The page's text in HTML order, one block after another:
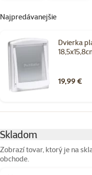
Najpredávanejšie
Dvierka
19,99 €
Skladom
Zobrazí tovar, ktorý je na
obchode.